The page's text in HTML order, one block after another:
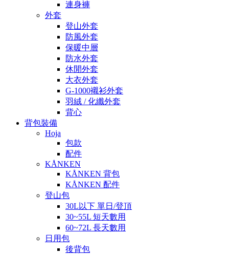
連身褲
外套
登山外套
防風外套
保暖中層
防水外套
休閒外套
大衣外套
G-1000襯衫外套
羽絨 / 化纖外套
背心
背包裝備
Hoja
包款
配件
KÅNKEN
KÅNKEN 背包
KÅNKEN 配件
登山包
30L以下 單日/登頂
30~55L 短天數用
60~72L 長天數用
日用包
後背包